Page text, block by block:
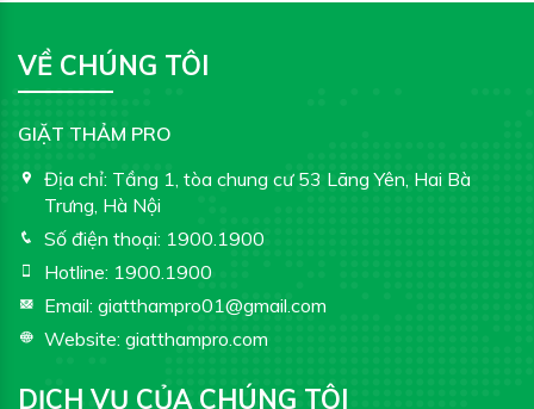
VỀ CHÚNG TÔI
GIẶT THẢM PRO
Địa chỉ: Tầng 1, tòa chung cư 53 Lãng Yên, Hai Bà
Trưng, Hà Nội
Số điện thoại: 1900.1900
Hotline: 1900.1900
Email: giatthampro01@gmail.com
Website: giatthampro.com
DỊCH VỤ CỦA CHÚNG TÔI